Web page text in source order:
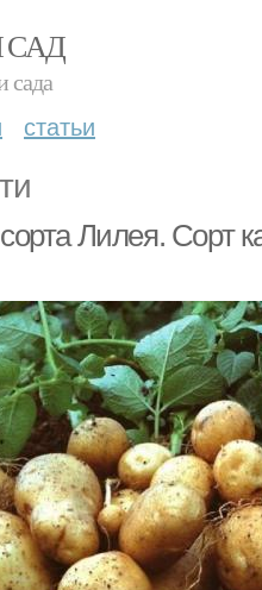
САД
сада
статьи
Лилея. Сорт